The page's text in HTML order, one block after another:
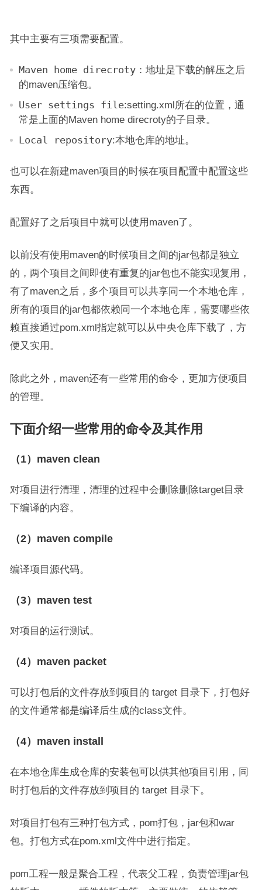
其中主要有三项需要配置。
Maven home direcroty：地址是下载的解压之后
的maven压缩包。
User settings file:setting.xml所在的位置，通
常是上面的Maven home direcroty的子目录。
Local repository:本地仓库的地址。
也可以在新建maven项目的时候在项目配置中配置这些
东西。
配置好了之后项目中就可以使用maven了。
以前没有使用maven的时候项目之间的jar包都是独立
的，两个项目之间即使有重复的jar包也不能实现复用，
有了maven之后，多个项目可以共享同一个本地仓库，
所有的项目的jar包都依赖同一个本地仓库，需要哪些依
赖直接通过pom.xml指定就可以从中央仓库下载了，方
便又实用。
除此之外，maven还有一些常用的命令，更加方便项目
的管理。
下面介绍一些常用的命令及其作用
（1）maven clean
对项目进行清理，清理的过程中会删除删除target目录
下编译的内容。
（2）maven compile
编译项目源代码。
（3）maven test
对项目的运行测试。
（4）maven packet
可以打包后的文件存放到项目的 target 目录下，打包好
的文件通常都是编译后生成的class文件。
（4）maven install
在本地仓库生成仓库的安装包可以供其他项目引用，同
时打包后的文件存放到项目的 target 目录下。
对项目打包有三种打包方式，pom打包，jar包和war
包。打包方式在pom.xml文件中进行指定。
pom工程一般是聚合工程，代表父工程，负责管理jar包